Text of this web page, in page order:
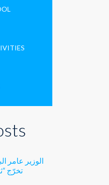
الوزير عامر
تخرّج